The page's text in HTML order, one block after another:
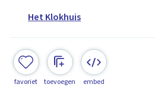
Het Klokhuis
favoriet toevoegen embed